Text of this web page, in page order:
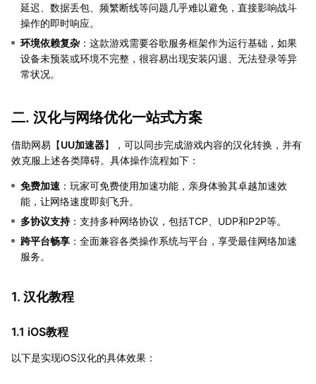
延迟、数据丢包、频繁断线等问题几乎难以避免，直接影响战斗
操作的即时响应。
环境依赖复杂 ：这款游戏需要谷歌服务框架作为运行基础，如果
设备未预装或环境不完整，很容易出现安装闪退、无法登录等异
常状况。
二. 汉化与网络优化一站式方案
借助网易【UU加速器】，可以同步完成游戏内容的汉化转换，并有
效克服上述各类障碍。具体操作流程如下：
免费加速 ：玩家可免费使用加速功能，亲身体验其卓越加速效
能，让网络速度即刻飞升。
多协议支持：支持多种网络协议，包括TCP、UDP和P2P等。
跨平台畅享 ：全面兼容各类操作系统与平台，享受最佳网络加速
服务。
1. 汉化教程
1.1 iOS教程
以下是实现iOS汉化的具体效果：